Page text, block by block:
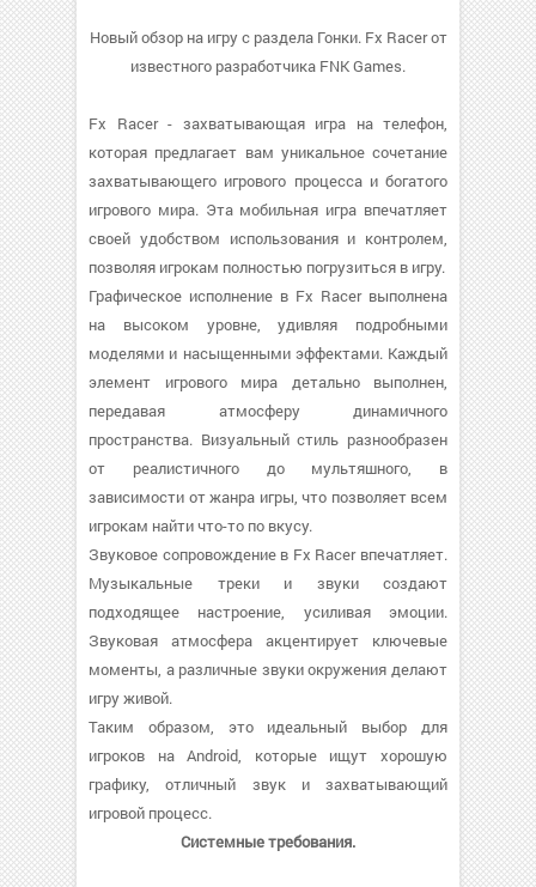
Новый обзор на игру с раздела Гонки. Fx Racer от
известного разработчика FNK Games.
Fx Racer - захватывающая игра на телефон,
которая предлагает вам уникальное сочетание
захватывающего игрового процесса и богатого
игрового мира. Эта мобильная игра впечатляет
своей удобством использования и контролем,
позволяя игрокам полностью погрузиться в игру.
Графическое исполнение в Fx Racer выполнена
на высоком уровне, удивляя подробными
моделями и насыщенными эффектами. Каждый
элемент игрового мира детально выполнен,
передавая атмосферу динамичного
пространства. Визуальный стиль разнообразен
от реалистичного до мультяшного, в
зависимости от жанра игры, что позволяет всем
игрокам найти что-то по вкусу.
Звуковое сопровождение в Fx Racer впечатляет.
Музыкальные треки и звуки создают
подходящее настроение, усиливая эмоции.
Звуковая атмосфера акцентирует ключевые
моменты, а различные звуки окружения делают
игру живой.
Таким образом, это идеальный выбор для
игроков на Android, которые ищут хорошую
графику, отличный звук и захватывающий
игровой процесс.
Системные требования.